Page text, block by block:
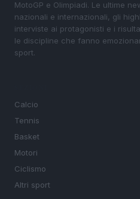
MotoGP e Olimpiadi. Le ultime
nazionali e internazionali, gli
interviste ai protagonisti e i
le discipline che fanno
sport.
Calcio
Tennis
Basket
Motori
Ciclismo
Altri sport